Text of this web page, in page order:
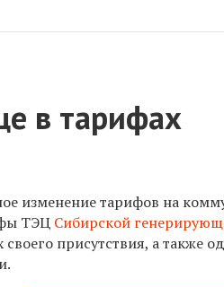
в тарифах
изменение тарифов на
ТЭЦ Сибирской
присутствия, а также